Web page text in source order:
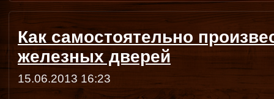
Как самостоятельно
железных дверей
15.06.2013 16:23